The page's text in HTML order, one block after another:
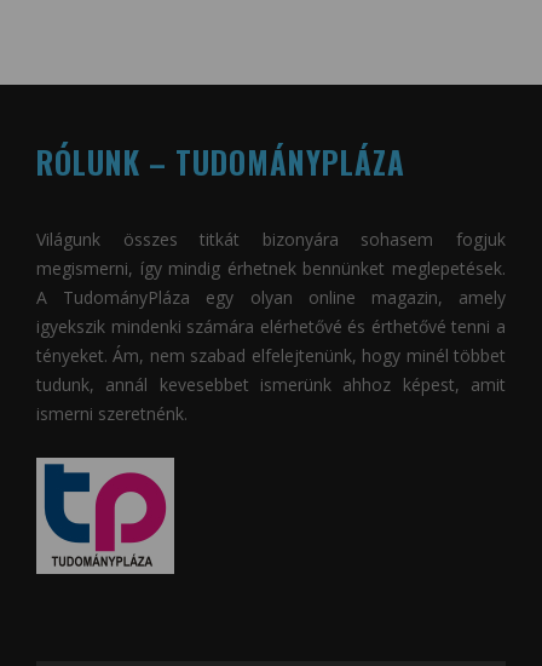
RÓLUNK – TUDOMÁNYPLÁZA
Világunk összes titkát bizonyára sohasem fogjuk
megismerni, így mindig érhetnek bennünket meglepetések.
A TudományPláza egy olyan online magazin, amely
igyekszik mindenki számára elérhetővé és érthetővé tenni a
tényeket. Ám, nem szabad elfelejtenünk, hogy minél többet
tudunk, annál kevesebbet ismerünk ahhoz képest, amit
ismerni szeretnénk.